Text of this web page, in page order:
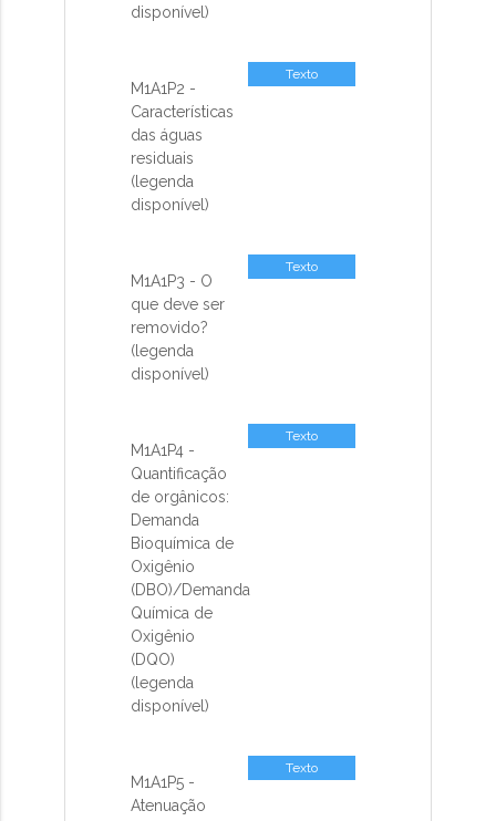
disponível)
M1A1P2 -
Características
das águas
residuais
(legenda
disponível)
Texto
M1A1P3 - O
que deve ser
removido?
(legenda
disponível)
Texto
M1A1P4 -
Quantificação
de orgânicos:
Demanda
Bioquímica de
Oxigênio
(DBO)/Demanda
Química de
Oxigênio
(DQO)
(legenda
disponível)
Texto
M1A1P5 -
Atenuação
Texto